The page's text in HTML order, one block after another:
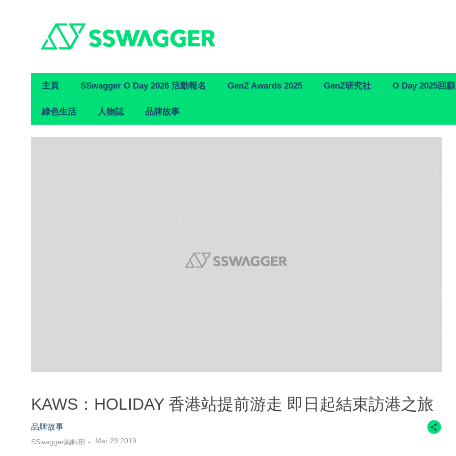
Primary
Navigation
主頁 SSwagger O Day 2026 活動報名 GenZ Awards 2025 GenZ研究社 O Day 2025回顧
綠色生活 人物誌 品牌故事
KAWS：HOLIDAY 香港站提前游走 即日起結束訪港之旅
品牌故事
SSwagger編輯部 Mar 29 2019